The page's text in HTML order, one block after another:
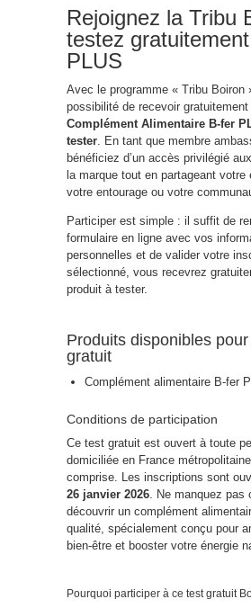
Rejoignez la Tribu
testez
PLUS
Avec le programme « Tribu Boiron
possibilité de recevoir gratuitement
Complément Alimentaire B-fer
tester . En tant que membre
bénéficiez d’un accès privilégié
la marque tout en partageant votre
votre entourage ou votre
Participer est simple : il suffit de
formulaire en ligne avec vos
personnelles et de valider votre
sélectionné, vous recevrez
produit à tester.
Produits disponibles
gratuit
Complément alimentaire B-fer
Conditions de participation
Ce test gratuit est ouvert à toute
domiciliée en France
comprise. Les inscriptions sont
26 janvier 2026 . Ne manquez
découvrir un complément
qualité, spécialement conçu pour
bien-être et booster votre énergie
Pourquoi participer à ce test gratuit